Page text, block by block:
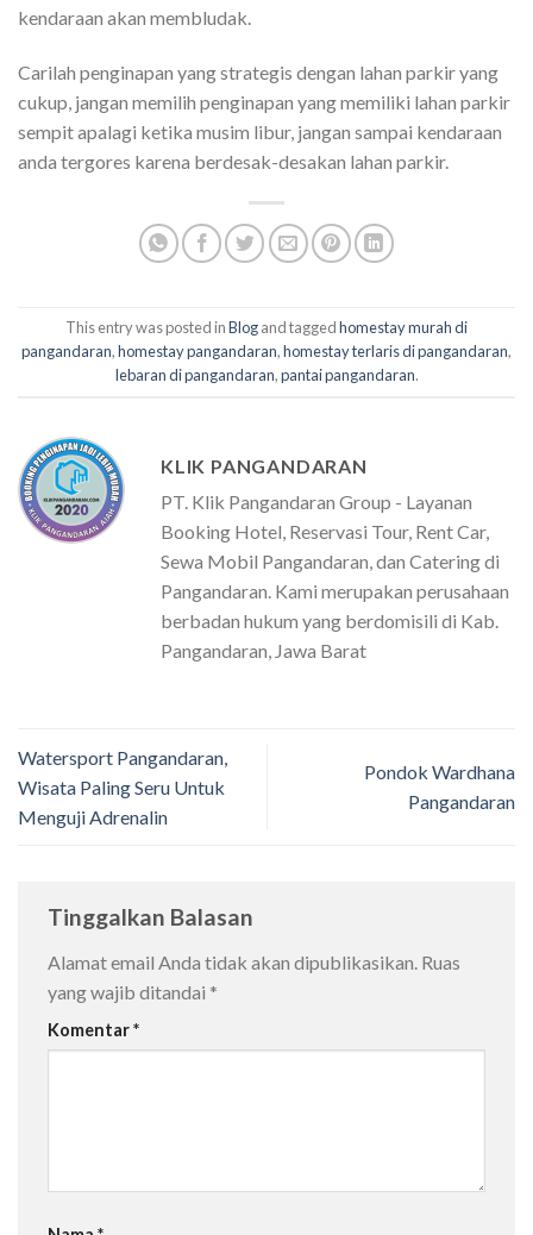
kendaraan akan membludak.
Carilah penginapan yang strategis dengan lahan parkir yang
cukup, jangan memilih penginapan yang memiliki lahan parkir
sempit apalagi ketika musim libur, jangan sampai kendaraan
anda tergores karena berdesak-desakan lahan parkir.
This entry was posted inBlogand taggedhomestay murah di
pangandaran,homestay pangandaran,homestay terlaris di pangandaran,
lebaran di pangandaran,pantai pangandaran.
KLIK PANGANDARAN
PT. Klik Pangandaran Group - Layanan
Booking Hotel, Reservasi Tour, Rent Car,
Sewa Mobil Pangandaran, dan Catering di
Pangandaran. Kami merupakan perusahaan
berbadan hukum yang berdomisili di Kab.
Pangandaran, Jawa Barat
Watersport Pangandaran,
Wisata Paling Seru Untuk
Menguji Adrenalin
Pondok Wardhana
Pangandaran
Tinggalkan Balasan
Alamat email Anda tidak akan dipublikasikan. Ruas
yang wajib ditandai *
Komentar*